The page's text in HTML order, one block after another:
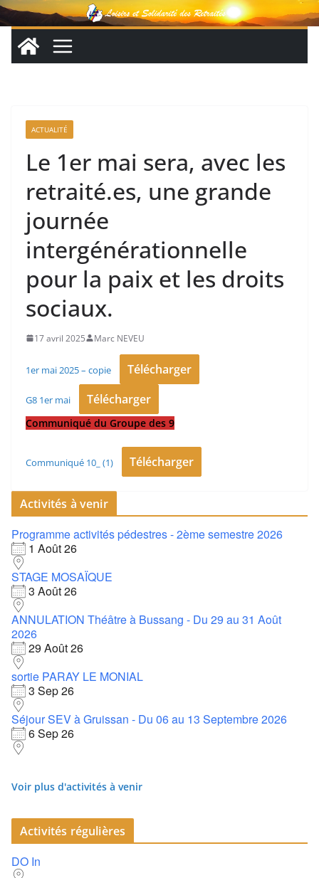
Passer
au
contenu
ACTUALITÉ
Le 1er mai sera, avec les
retraité.es, une grande
journée
intergénérationnelle
pour la paix et les droits
sociaux.
17 avril 2025 Marc NEVEU
1er mai 2025 – copie Télécharger
G8 1er mai Télécharger
Communiqué du Groupe des 9
Communiqué 10_ (1) Télécharger
Activités à venir
Programme activités pédestres - 2ème semestre 2026
1 Août 26
STAGE MOSAÏQUE
3 Août 26
ANNULATION Théâtre à Bussang - Du 29 au 31 Août
2026
29 Août 26
sortie PARAY LE MONIAL
3 Sep 26
Séjour SEV à Gruissan - Du 06 au 13 Septembre 2026
6 Sep 26
Voir plus d'activités à venir
Activités régulières
DO In